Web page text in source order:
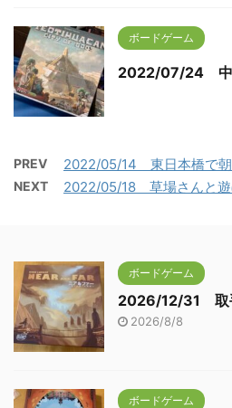
ボードゲーム
2022/07/24 中
PREV 2022/05/14 東日本橋で朝
NEXT 2022/05/18 草場さんと遊
ボードゲーム
2026/12/31 取
2026/8/8
ボードゲーム